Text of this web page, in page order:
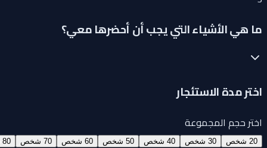
ما هي الأشياء التي يجب أن أحضرها معي؟
اختر مدة الاستئجار
اختر حجم المجموعة
20 شخص 30 شخص 40 شخص 50 شخص 60 شخص 70 شخص 80 شخص